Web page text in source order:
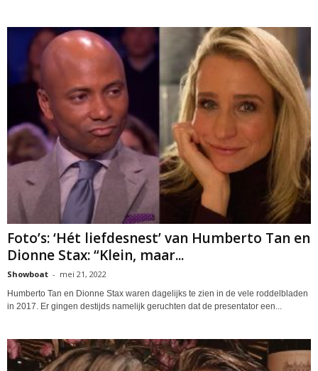
Foto’s: ‘Hét liefdesnest’ van Humberto Tan en
Dionne Stax: “Klein, maar...
Showboat - mei 21, 2022
Humberto Tan en Dionne Stax waren dagelijks te zien in de vele roddelbladen
in 2017. Er gingen destijds namelijk geruchten dat de presentator een...